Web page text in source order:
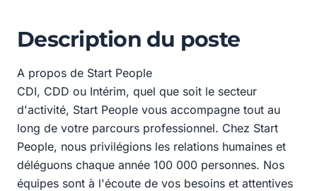
Description du poste
A propos de Start People
CDI, CDD ou Intérim, quel que soit le secteur
d'activité, Start People vous accompagne tout au
long de votre parcours professionnel. Chez Start
People, nous privilégions les relations humaines et
déléguons chaque année 100 000 personnes. Nos
équipes sont à l'écoute de vos besoins et attentives